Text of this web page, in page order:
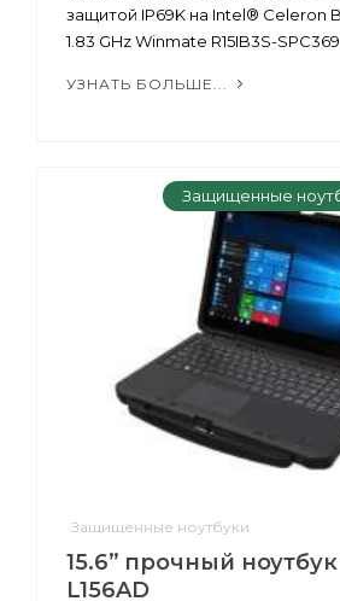
защитой IP69K на Intel® Celeron
1.83 GHz Winmate R15IB3S-SPC369
УЗНАТЬ БОЛЬШЕ...
Защищенные
Защищенные ноутбуки
15.6” прочный
L156AD